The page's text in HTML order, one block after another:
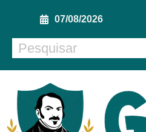
07/08/2026